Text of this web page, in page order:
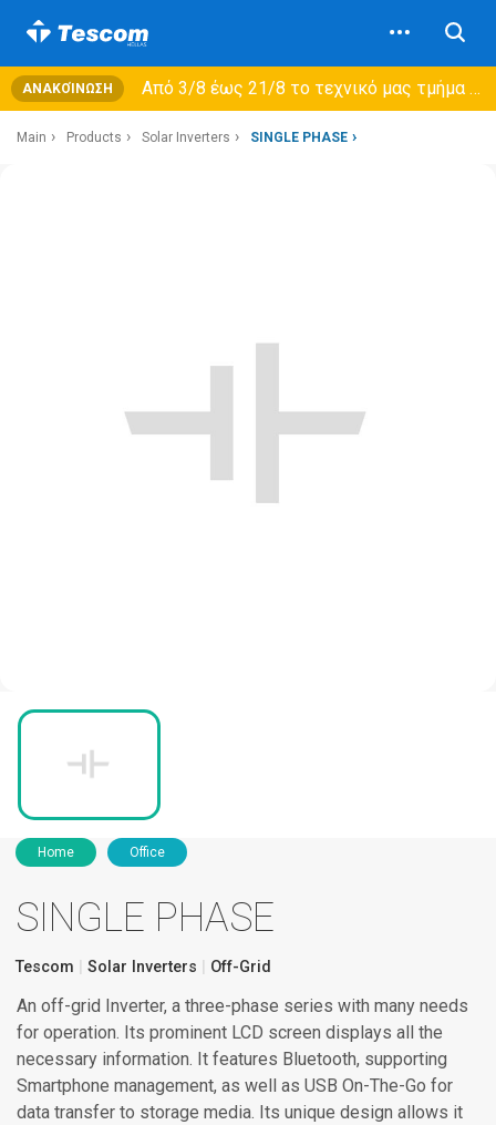
ΑΝΑΚΟΊΝΩΣΗ Από 3/8 έως 21/8 τo τεχνικό μας τμήμα θα εξυπηρετεί μόνο συμβόλαια συντήρησης και όχι νέες παραλαβές →
Main Products Solar Inverters SINGLE PHASE
Home Office
SINGLE PHASE
Tescom Solar Inverters Off-Grid
An off-grid Inverter, a three-phase series with many needs
for operation. Its prominent LCD screen displays all the
necessary information. It features Bluetooth, supporting
Smartphone management, as well as USB On-The-Go for
data transfer to storage media. Its unique design allows it